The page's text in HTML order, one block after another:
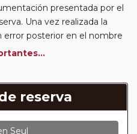
presentada por el
Una vez realizada la
error posterior en el nombre
provocar la invalidez del
emisión. Hacer una
posibilidad de no conseguir
Las compañías
reserva
Seul